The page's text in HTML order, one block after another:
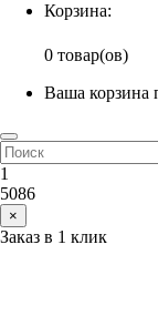
Корзина:
0 товар(ов)
Ваша корзина
1
5086
×
Заказ в 1 клик